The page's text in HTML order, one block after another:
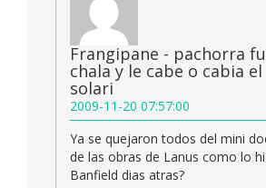
Frangipane - pachorra
chala y le cabe o cabia
solari
2009-11-20 07:57:00
Ya se quejaron todos del mini
de las obras de Lanus como lo
Banfield dias atras?